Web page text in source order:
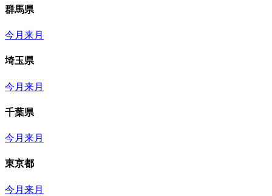
群馬県
今月 来月
埼玉県
今月 来月
千葉県
今月 来月
東京都
今月 来月